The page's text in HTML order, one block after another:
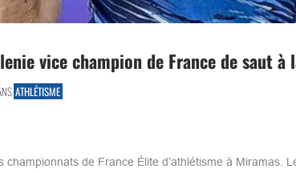
vice champion de France de saut à
ATHLÉTISME
de France Élite d’athlétisme à Miramas.